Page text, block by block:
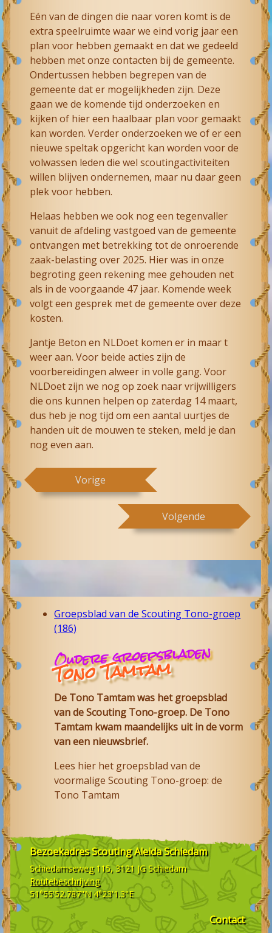
Eén van de dingen die naar voren komt is de
extra speelruimte waar we eind vorig jaar een
plan voor hebben gemaakt en dat we gedeeld
hebben met onze contacten bij de gemeente.
Ondertussen hebben begrepen van de
gemeente dat er mogelijkheden zijn. Deze
gaan we de komende tijd onderzoeken en
kijken of hier een haalbaar plan voor gemaakt
kan worden. Verder onderzoeken we of er een
nieuwe speltak opgericht kan worden voor de
volwassen leden die wel scoutingactiviteiten
willen blijven ondernemen, maar nu daar geen
plek voor hebben.
Helaas hebben we ook nog een tegenvaller
vanuit de afdeling vastgoed van de gemeente
ontvangen met betrekking tot de onroerende
zaak-belasting over 2025. Hier was in onze
begroting geen rekening mee gehouden net
als in de voorgaande 47 jaar. Komende week
volgt een gesprek met de gemeente over deze
kosten.
Jantje Beton en NLDoet komen er in maar t
weer aan. Voor beide acties zijn de
voorbereidingen alweer in volle gang. Voor
NLDoet zijn we nog op zoek naar vrijwilligers
die ons kunnen helpen op zaterdag 14 maart,
dus heb je nog tijd om een aantal uurtjes de
handen uit de mouwen te steken, meld je dan
nog even aan.
Vorige
Volgende
Groepsblad van de Scouting Tono-groep
(186)
Oudere groepsbladen
Tono Tamtam
De Tono Tamtam was het groepsblad
van de Scouting Tono-groep. De Tono
Tamtam kwam maandelijks uit in de vorm
van een nieuwsbrief.
Lees hier het groepsblad van de
voormalige Scouting Tono-groep: de
Tono Tamtam
BezoekadresScouting Aleida Schiedam
Schiedamseweg 115, 3121 JG Schiedam
Routebeschrijving
51°55'52.787"N 4°23'1.3"E
Contact